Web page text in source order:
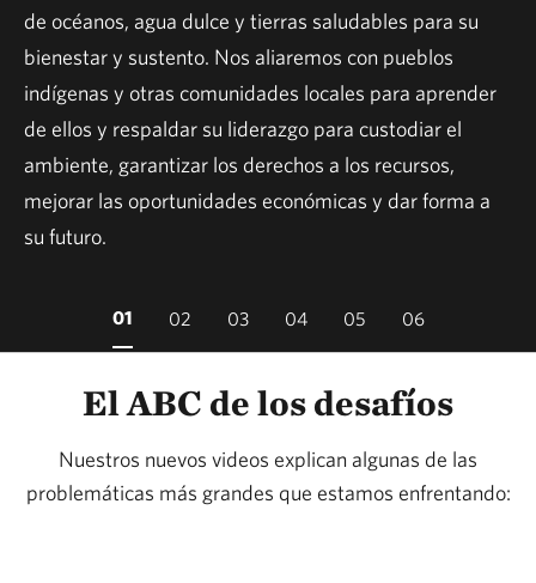
de océanos, agua dulce y tierras saludables para su
bienestar y sustento. Nos aliaremos con pueblos
indígenas y otras comunidades locales para aprender
de ellos y respaldar su liderazgo para custodiar el
ambiente, garantizar los derechos a los recursos,
mejorar las oportunidades económicas y dar forma a
su futuro.
01 02 03 04 05 06
El ABC de los desafíos
Nuestros nuevos videos explican algunas de las
problemáticas más grandes que estamos enfrentando: